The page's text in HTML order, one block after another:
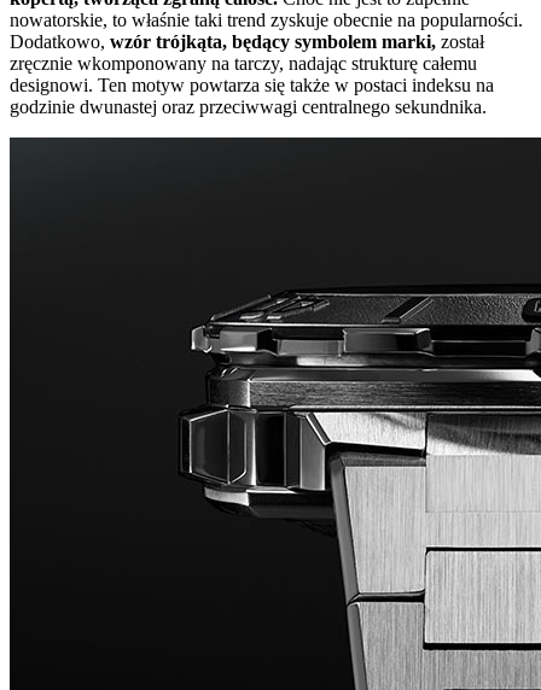
nowatorskie, to właśnie taki trend zyskuje obecnie na popularności.
Dodatkowo, wzór trójkąta, będący symbolem marki, został
zręcznie wkomponowany na tarczy, nadając strukturę całemu
designowi. Ten motyw powtarza się także w postaci indeksu na
godzinie dwunastej oraz przeciwwagi centralnego sekundnika.